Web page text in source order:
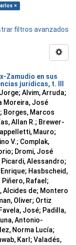
×
filtros avanzados
Zamudio en sus
jurídicas, t. III
Alvim, Arruda;
Moreira, José
Borges, Marcos
Allan R.; Brewer-
Mauro;
V.; Complak,
Dromi, José
Picardi, Alessandro;
Hasbscheid,
Rafael;
Alcides de; Montero
Oliver; Ortiz
José; Padilla,
Antonio-
Norma Lucía;
Karl; Valadés,